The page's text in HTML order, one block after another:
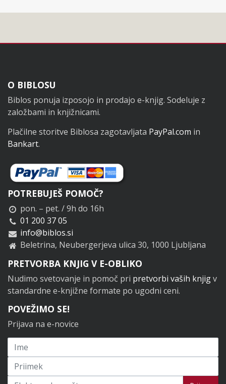
Noga
O BIBLOSU
Biblos ponuja izposojo in prodajo e-knjig. Sodeluje z
založbami in knjižnicami.
Plačilne storitve Biblosa zagotavljata PayPal.com in
Bankart.
POTREBUJEŠ POMOČ?
pon. – pet. / 9h do 16h
01 200 37 05
info@biblos.si
Beletrina, Neubergerjeva ulica 30, 1000 Ljubljana
PRETVORBA KNJIG V E-OBLIKO
Nudimo svetovanje in pomoč pri pretvorbi vaših knjigv
standardne e-knjižne formate po ugodni ceni.
POVEŽIMO SE!
Prijava na e-novice
Prijavi se na novice